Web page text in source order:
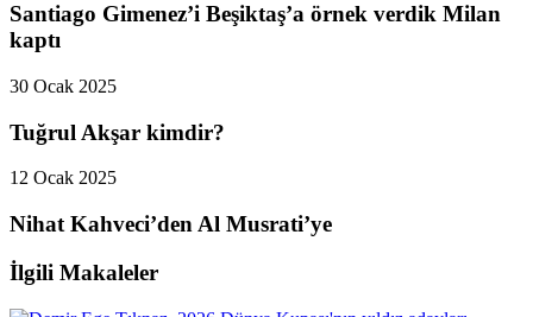
Santiago Gimenez’i Beşiktaş’a örnek verdik Milan
kaptı
30 Ocak 2025
Tuğrul Akşar kimdir?
12 Ocak 2025
Nihat Kahveci’den Al Musrati’ye
İlgili Makaleler